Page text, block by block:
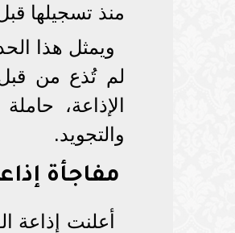
منذ تسجيلها قبل نحو
ويمثل هذا
لم تُذع من
الإذاعة،
والتجويد.
مفاجأة
أعلنت إذاعة